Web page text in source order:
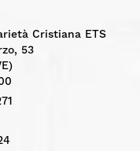
Cristiana ETS
53